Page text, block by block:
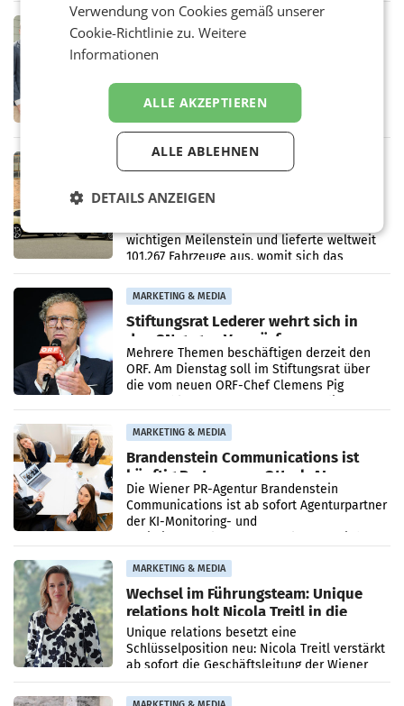
in Haag sowie im rund
RETAIL
Alles bereit für den Wechsel: Jürgen
Zusammenarbeit zwischen Adeg und dem
Vorarlberger Kaufmann Jürgen Albrecht ist
kartellrechtlich freigegeben: Die
Bundeswettbewerbsbehörde und der
Bundeskartellanwalt
MOBILITY BUSINESS
verdoppelt Auslieferungen und
wichtigen Meilenstein und lieferte weltweit
101.267 Fahrzeuge aus, womit sich das
Ergebnis gegenüber Juli 2025 mehr als
verdoppelte (+102
MARKETING & MEDIA
Stiftungsrat Lederer wehrt sich in
den SN gegen Vorwürfe
Mehrere Themen beschäftigen derzeit den
ORF. Am Dienstag soll im Stiftungsrat über
die vom neuen ORF-Chef Clemens Pig
MARKETING & MEDIA
Brandenstein Communications ist
künftig Partner von OtterlyAI
Die Wiener PR-Agentur Brandenstein
Communications ist ab sofort Agenturpartner
der KI-Monitoring- und
MARKETING & MEDIA
Wechsel im Führungsteam: Unique
relations holt Nicola Treitl in die
Geschäftsleitung
Unique relations besetzt eine
Schlüsselposition neu: Nicola Treitl verstärkt
ab sofort die Geschäftsleitung der Wiener
PR-Agentur an der Seite von Josef Kalina und
Anna Kalina-Mahr.
Verwendung von Cookies gemäß unserer
Cookie-Richtlinie zu.Weitere
Informationen
ALLE AKZEPTIEREN
ALLE ABLEHNEN
DETAILS ANZEIGEN